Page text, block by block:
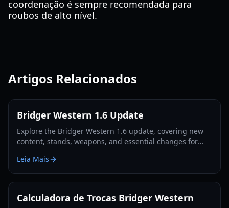
coordenação é sempre recomendada para
roubos de alto nível.
Artigos Relacionados
Bridger Western 1.6 Update
Explore the Bridger Western 1.6 update, covering new
content, stands, weapons, and essential changes for
Leia Mais
Calculadora de Trocas Bridger Western